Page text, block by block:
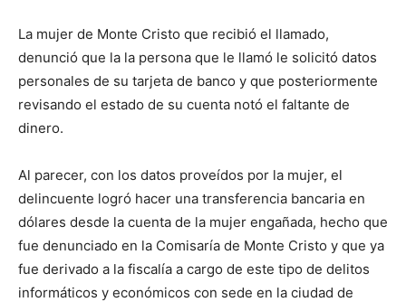
La mujer de Monte Cristo que recibió el llamado,
denunció que la la persona que le llamó le solicitó datos
personales de su tarjeta de banco y que posteriormente
revisando el estado de su cuenta notó el faltante de
dinero.
Al parecer, con los datos proveídos por la mujer, el
delincuente logró hacer una transferencia bancaria en
dólares desde la cuenta de la mujer engañada, hecho que
fue denunciado en la Comisaría de Monte Cristo y que ya
fue derivado a la fiscalía a cargo de este tipo de delitos
informáticos y económicos con sede en la ciudad de